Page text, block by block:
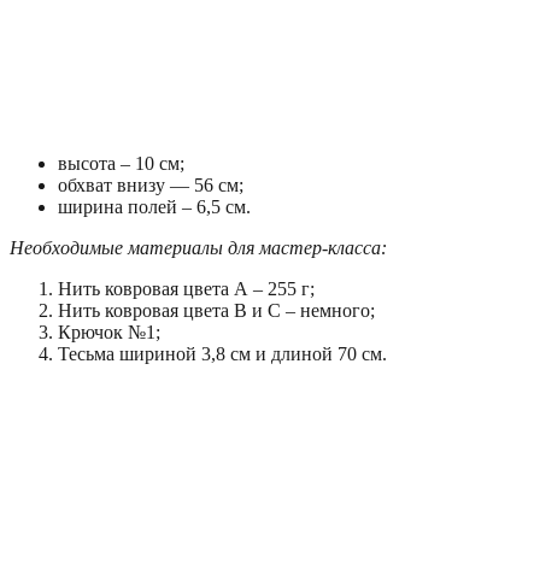
высота – 10 см;
обхват внизу — 56 см;
ширина полей – 6,5 см.
Необходимые материалы для мастер-класса:
Нить ковровая цвета А – 255 г;
Нить ковровая цвета В и С – немного;
Крючок №1;
Тесьма шириной 3,8 см и длиной 70 см.